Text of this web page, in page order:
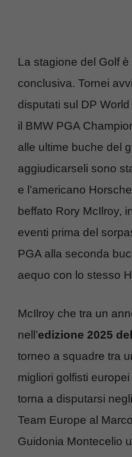
La stagione del Golf
conclusiva. Tornei
disputati sul DP World
il BMW PGA
alle ultime buche del
aggiudicarseli sono
e l’americano
beffato Rory McIlroy,
eventi prima del
PGA alla seconda
aequo con lo stesso
McIlroy che tra un
nell’edizione 2025
torneo a squadre tra
migliori golfisti
torna a disputarsi
Team Europe al
Guidonia Montecelio